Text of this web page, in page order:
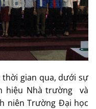
gian qua, dưới sự
hiệu Nhà trường và
niên Trường Đại học